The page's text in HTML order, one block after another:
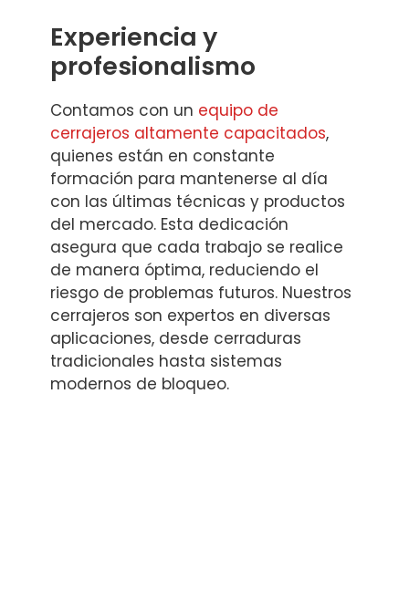
Experiencia y
profesionalismo
Contamos con un equipo de
cerrajeros altamente capacitados,
quienes están en constante
formación para mantenerse al día
con las últimas técnicas y productos
del mercado. Esta dedicación
asegura que cada trabajo se realice
de manera óptima, reduciendo el
riesgo de problemas futuros. Nuestros
cerrajeros son expertos en diversas
aplicaciones, desde cerraduras
tradicionales hasta sistemas
modernos de bloqueo.